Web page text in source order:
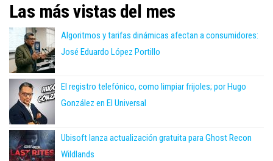
Las más vistas del mes
Algoritmos y tarifas dinámicas afectan a consumidores:
José Eduardo López Portillo
El registro telefónico, como limpiar frijoles; por Hugo
González en El Universal
Ubisoft lanza actualización gratuita para Ghost Recon
Wildlands